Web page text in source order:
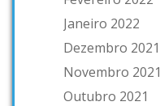
Janeiro 2022
Dezembro 2021
Novembro 2021
Outubro 2021